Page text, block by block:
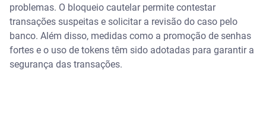
problemas. O bloqueio cautelar permite contestar
transações suspeitas e solicitar a revisão do caso pelo
banco. Além disso, medidas como a promoção de senhas
fortes e o uso de tokens têm sido adotadas para garantir a
segurança das transações.